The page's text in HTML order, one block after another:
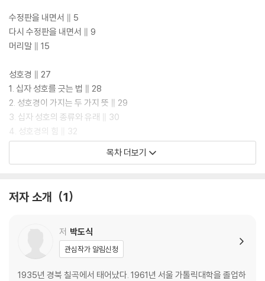
수정판을 내면서 ∥ 5
다시 수정판을 내면서 ∥ 9
머리말 ∥ 15
성호경 ∥ 27
1. 십자 성호를 긋는 법 ∥ 28
2. 성호경이 가지는 두 가지 뜻 ∥ 29
3. 십자 성호의 종류와 유래 ∥ 30
4. 성호경의 힘 ∥ 32
사도 신경 ∥ 55
고백 기도 ∥ 82
통회 기도 ∥ 88
목차 더보기
저자 소개 1
저 박도식
관심작가 알림신청
1935년 경북 칠곡에서 태어났다. 1961년 서울 가톨릭대학을 졸업하